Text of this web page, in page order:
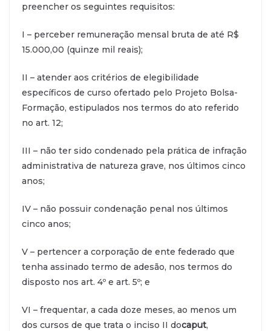
preencher os seguintes requisitos:
I – perceber remuneração mensal bruta de até R$
15.000,00 (quinze mil reais);
II – atender aos critérios de elegibilidade
específicos de curso ofertado pelo Projeto Bolsa-
Formação, estipulados nos termos do ato referido
no art. 12;
III – não ter sido condenado pela prática de infração
administrativa de natureza grave, nos últimos cinco
anos;
IV – não possuir condenação penal nos últimos
cinco anos;
V – pertencer a corporação de ente federado que
tenha assinado termo de adesão, nos termos do
disposto nos art. 4º e art. 5º; e
VI – frequentar, a cada doze meses, ao menos um
dos cursos de que trata o inciso II docaput,